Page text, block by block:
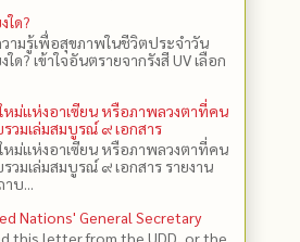
ใด?
ามรู้เพื่อสุขภาพในชีวิตประจำวัน
ด? เข้าใจอันตรายจากรังสี UV เลือก
หม่แห่งอาเซียน หรือภาพลวงตาที่คน
วมเล่มสมบูรณ์ ๙ เอกสาร
หม่แห่งอาเซียน หรือภาพลวงตาที่คน
วมเล่มสมบูรณ์ ๙ เอกสาร รายงาน
าบ...
Nations' General Secretary
this letter from the UDD, or the